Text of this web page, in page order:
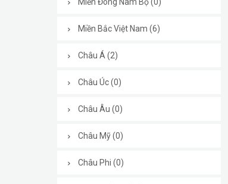
Miền Đông Nam Bộ (0)
Miền Bắc Việt Nam (6)
Châu Á (2)
Châu Úc (0)
Châu Âu (0)
Châu Mỹ (0)
Châu Phi (0)